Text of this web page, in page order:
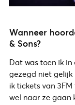
Wanneer
& Sons?
Dat was toen ik in
gezegd niet gelijk
ik tickets van
wel naar ze gaan